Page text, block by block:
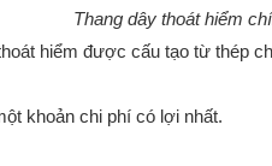
Thang dây thoát hiểm
hiểm được cấu tạo từ thép
khoản chi phí có lợi nhất.